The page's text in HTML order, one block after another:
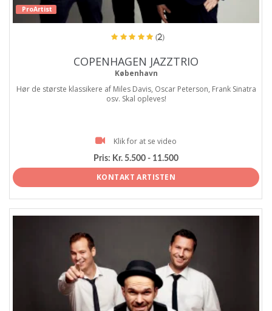
ProArtist
(2)
COPENHAGEN JAZZTRIO
København
Hør de største klassikere af Miles Davis, Oscar Peterson, Frank Sinatra
osv. Skal opleves!
Klik for at se video
Pris: Kr. 5.500 - 11.500
KONTAKT ARTISTEN